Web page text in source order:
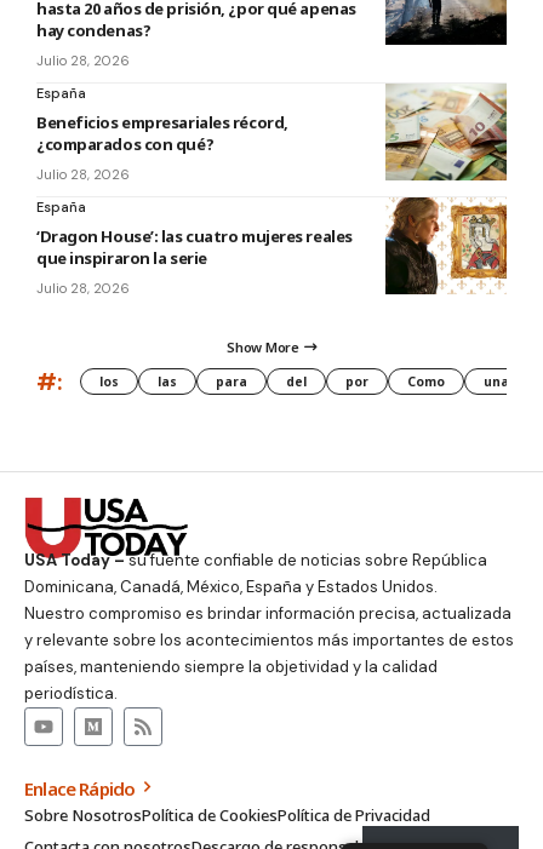
hasta 20 años de prisión, ¿por qué apenas
hay condenas?
Julio 28, 2026
España
Beneficios empresariales récord,
¿comparados con qué?
Julio 28, 2026
España
‘Dragon House’: las cuatro mujeres reales
que inspiraron la serie
Julio 28, 2026
Show More
#: los las para del por Como una
USA Today –su fuente confiable de noticias sobre República
Dominicana, Canadá, México, España y Estados Unidos.
Nuestro compromiso es brindar información precisa, actualizada
y relevante sobre los acontecimientos más importantes de estos
países, manteniendo siempre la objetividad y la calidad
periodística.
Enlace Rápido
Sobre NosotrosPolítica de CookiesPolítica de Privacidad